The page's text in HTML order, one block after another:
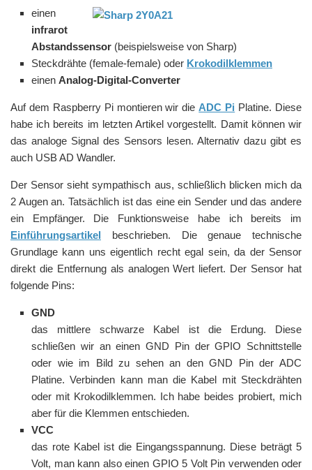
einen
infrarot
Abstandssensor (beispielsweise von Sharp)
Steckdrähte (female-female) oder Krokodilklemmen
einen Analog-Digital-Converter
Auf dem Raspberry Pi montieren wir die ADC Pi Platine. Diese
habe ich bereits im letzten Artikel vorgestellt. Damit können wir
das analoge Signal des Sensors lesen. Alternativ dazu gibt es
auch USB AD Wandler.
Der Sensor sieht sympathisch aus, schließlich blicken mich da
2 Augen an. Tatsächlich ist das eine ein Sender und das andere
ein Empfänger. Die Funktionsweise habe ich bereits im
Einführungsartikel beschrieben. Die genaue technische
Grundlage kann uns eigentlich recht egal sein, da der Sensor
direkt die Entfernung als analogen Wert liefert. Der Sensor hat
folgende Pins:
GND
das mittlere schwarze Kabel ist die Erdung. Diese
schließen wir an einen GND Pin der GPIO Schnittstelle
oder wie im Bild zu sehen an den GND Pin der ADC
Platine. Verbinden kann man die Kabel mit Steckdrähten
oder mit Krokodilklemmen. Ich habe beides probiert, mich
aber für die Klemmen entschieden.
VCC
das rote Kabel ist die Eingangsspannung. Diese beträgt 5
Volt, man kann also einen GPIO 5 Volt Pin verwenden oder